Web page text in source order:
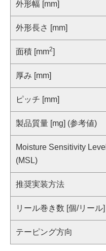
外形幅 [mm]
外形長さ [mm]
面積 [mm2]
厚み [mm]
ピッチ [mm]
製品質量 [mg] (参考値)
Moisture Sensitivity Level
(MSL)
推奨実装方法
リール巻き数 [個/リール]
テーピング方向